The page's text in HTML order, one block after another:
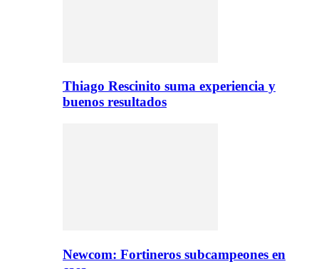
Thiago Rescinito suma experiencia y
buenos resultados
Newcom: Fortineros subcampeones en